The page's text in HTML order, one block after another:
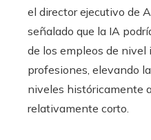
el director ejecutivo de
señalado que la IA
de los empleos de nivel
profesiones, elevando
niveles históricamente
relativamente corto.